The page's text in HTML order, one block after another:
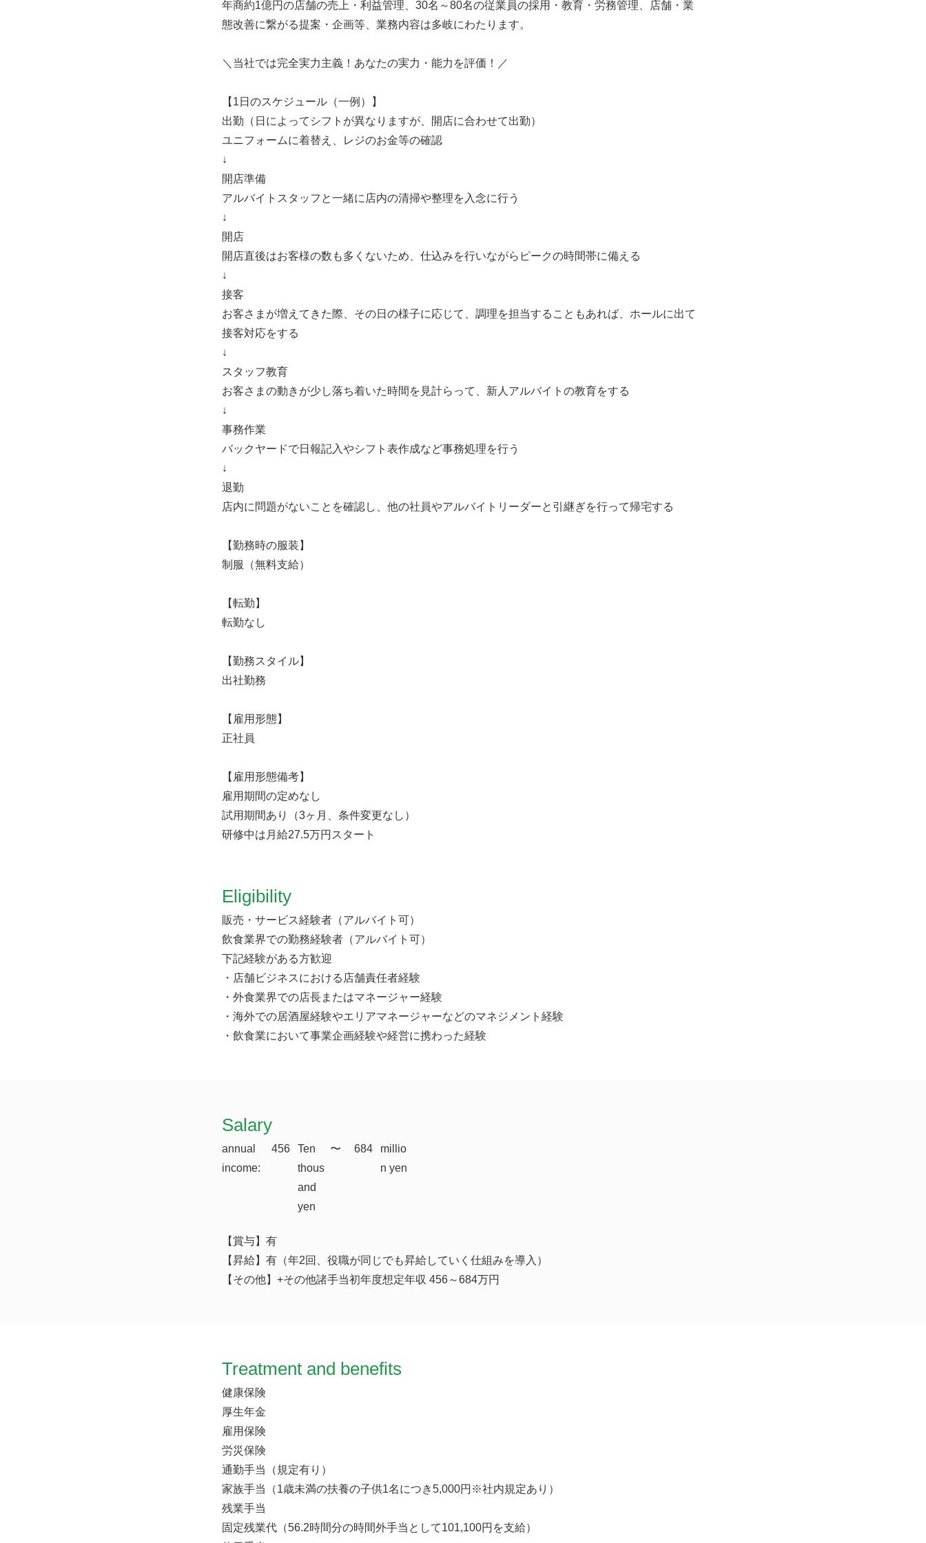
年商約1億円の店舗の売上・利益管理、30名～80名の従業員の採用・教育・労務管理、店舗・業
態改善に繋がる提案・企画等、業務内容は多岐にわたります。
＼当社では完全実力主義！あなたの実力・能力を評価！／
【1日のスケジュール（一例）】
出勤（日によってシフトが異なりますが、開店に合わせて出勤）
ユニフォームに着替え、レジのお金等の確認
↓
開店準備
アルバイトスタッフと一緒に店内の清掃や整理を入念に行う
↓
開店
開店直後はお客様の数も多くないため、仕込みを行いながらピークの時間帯に備える
↓
接客
お客さまが増えてきた際、その日の様子に応じて、調理を担当することもあれば、ホールに出て
接客対応をする
↓
スタッフ教育
お客さまの動きが少し落ち着いた時間を見計らって、新人アルバイトの教育をする
↓
事務作業
バックヤードで日報記入やシフト表作成など事務処理を行う
↓
退勤
店内に問題がないことを確認し、他の社員やアルバイトリーダーと引継ぎを行って帰宅する
【勤務時の服装】
制服（無料支給）
【転勤】
転勤なし
【勤務スタイル】
出社勤務
【雇用形態】
正社員
【雇用形態備考】
雇用期間の定めなし
試用期間あり（3ヶ月、条件変更なし）
研修中は月給27.5万円スタート
Eligibility
販売・サービス経験者（アルバイト可）
飲食業界での勤務経験者（アルバイト可）
下記経験がある方歓迎
・店舗ビジネスにおける店舗責任者経験
・外食業界での店長またはマネージャー経験
・海外での居酒屋経験やエリアマネージャーなどのマネジメント経験
・飲食業において事業企画経験や経営に携わった経験
​Salary
annual
income:
456
Ten
thous
and
yen
​〜 684
millio
n yen
【賞与】有
【昇給】有（年2回、役職が同じでも昇給していく仕組みを導入）
【その他】+その他諸手当初年度想定年収 456～684万円
Treatment and benefits
健康保険
厚生年金
雇用保険
労災保険
通勤手当（規定有り）
家族手当（1歳未満の扶養の子供1名につき5,000円※社内規定あり）
残業手当
固定残業代（56.2時間分の時間外手当として101,100円を支給）